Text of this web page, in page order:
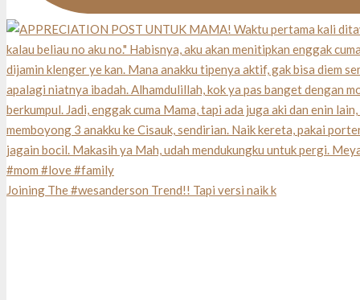
Joining The #wesanderson Trend!! Tapi versi naik k